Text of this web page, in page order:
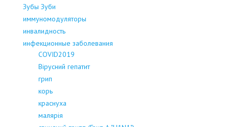
Зубы Зуби
иммуномодуляторы
инвалидность
инфекционные заболевания
COVID2019
Вірусний гепатит
грип
корь
краснуха
малярія